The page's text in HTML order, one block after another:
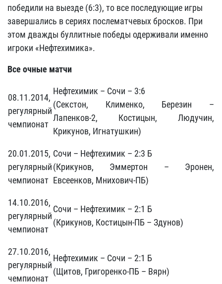
победили на выезде (6:3), то все последующие игры
завершались в сериях послематчевых бросков. При
этом дважды буллитные победы одерживали именно
игроки «Нефтехимика».
Все очные матчи
08.11.2014,
регулярный
чемпионат
Нефтехимик – Сочи – 3:6
(Секстон, Клименко, Березин –
Лапенков-2, Костицын, Людучин,
Крикунов, Игнатушкин)
20.01.2015,
регулярный
чемпионат
Сочи – Нефтехимик – 2:3 Б
(Крикунов, Эммертон – Эронен,
Евсеенков, Мнихович-ПБ)
14.10.2016,
регулярный
чемпионат
Сочи – Нефтехимик – 2:1 Б
(Крикунов, Костицын-ПБ – Здунов)
27.10.2016,
регулярный
чемпионат
Нефтехимик – Сочи – 2:1 Б
(Щитов, Григоренко-ПБ – Вярн)